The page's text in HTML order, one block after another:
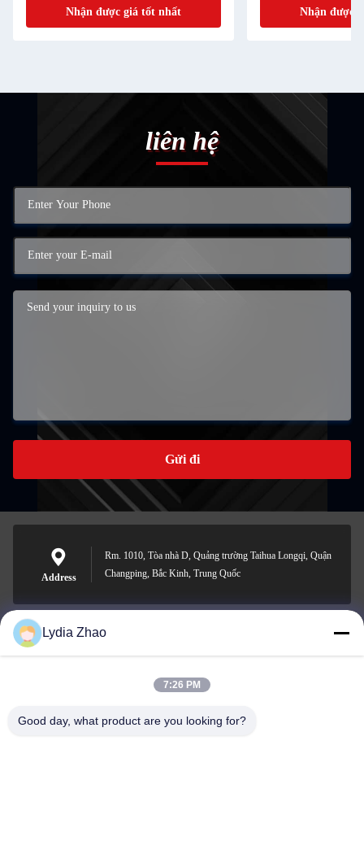
Nhận được giá tốt nhất Nhận được
liên hệ
Gửi đi
Address
Rm. 1010, Tòa nhà D, Quảng trường Taihua Longqi, Quận
Changping, Bắc Kinh, Trung Quốc
jesingd@vip.sina.com
Lydia Zhao
7:26 PM
Good day, what product are you looking for?